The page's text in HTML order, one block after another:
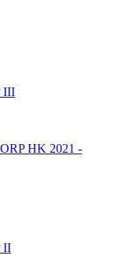
III
HK 2021 -
II